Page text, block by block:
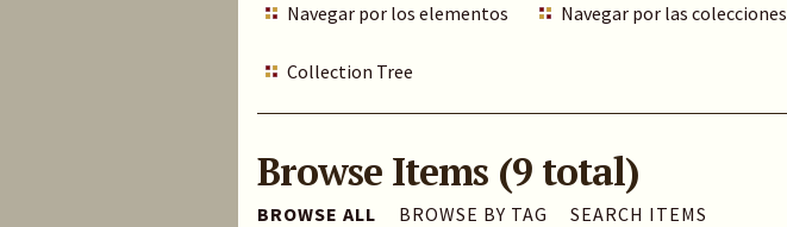
Navegar por los elementos Navegar por las colecciones
Collection Tree
Browse Items (9 total)
BROWSE ALL BROWSE BY TAG SEARCH ITEMS